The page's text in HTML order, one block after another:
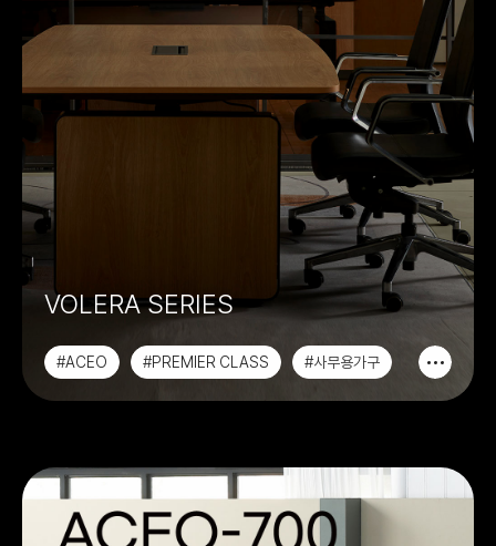
VOLERA SERIES
#ACEO #PREMIER CLASS
#사무용가구